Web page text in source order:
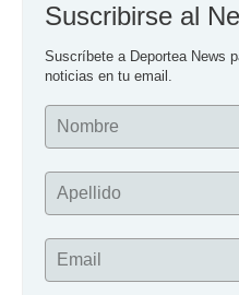
Suscribirse al
Suscríbete a Deportea News
noticias en tu email.
Nombre
Apellido
Email